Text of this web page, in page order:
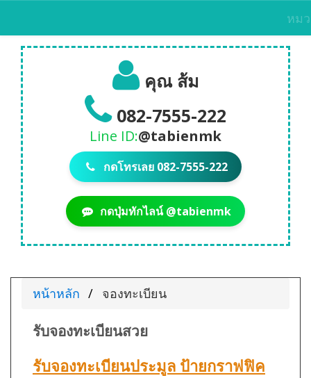
หม
คุณ ส้ม
082-7555-222
Line ID:@tabienmk
กดโทรเลย 082-7555-222
กดปุ่มทักไลน์ @tabienmk
หน้าหลัก จองทะเบียน
รับจองทะเบียนสวย
รับจองทะเบียนประมูล ป้ายกราฟฟิค